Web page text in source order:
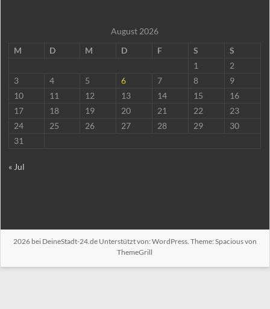
August 2026
M
D M D F S
S
1
2
3
4 5 6 7 8
9
10
11 12 13 14 15
16
17
18 19 20 21 22
23
24
25 26 27 28 29
30
31
« Jul
2026 bei DeineStadt-24.deUnterstützt von: WordPress. Theme: Spacious von
ThemeGrill